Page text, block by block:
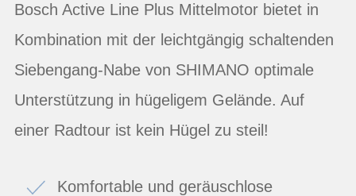
Bosch Active Line Plus Mittelmotor bietet in
Kombination mit der leichtgängig schaltenden
Siebengang-Nabe von SHIMANO optimale
Unterstützung in hügeligem Gelände. Auf
einer Radtour ist kein Hügel zu steil!
Komfortable und geräuschlose